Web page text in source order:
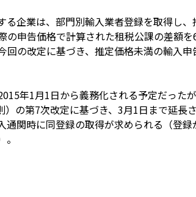
る企業は、部門別輸入業者登録を取得し
の申告価格で計算された租税公課の差額
回の改定に基づき、推定価格未満の輸入
年1月1日から義務化される予定だった
の第7次改定に基づき、3月1日まで延長
関時に同登録の取得が求められる（登